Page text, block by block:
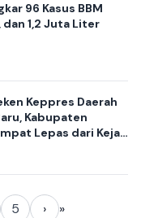
96 Kasus BBM
dan 1,2 Juta Liter
Keppres Daerah
Kabupaten
Lepas dari Kejari
5 › »